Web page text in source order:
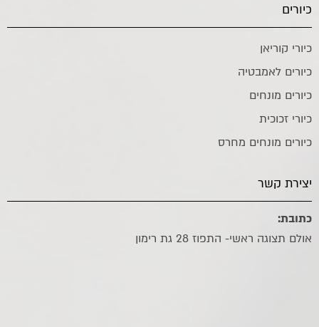
כיורים
כיורי קוריאן
כיורים לאמבטיה
כיורים מונחים
כיורי זכוכית
כיורים מונחים מחרס
יצירת קשר
כתובת:
אולם תצוגה ראשי- התפוז 28 גת רימון